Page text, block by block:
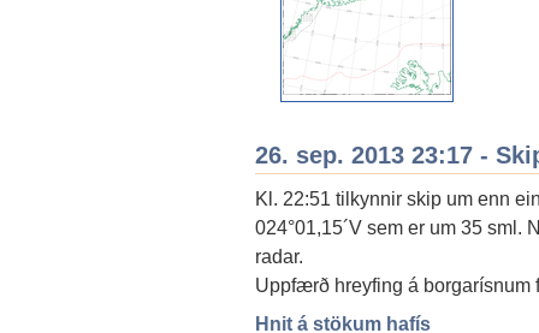
26. sep. 2013 23:17 -
Kl. 22:51 tilkynnir skip um enn
024°01,15´V sem er um 35 sml.
radar.
Uppfærð hreyfing á borgarísnum
Hnit á stökum hafís